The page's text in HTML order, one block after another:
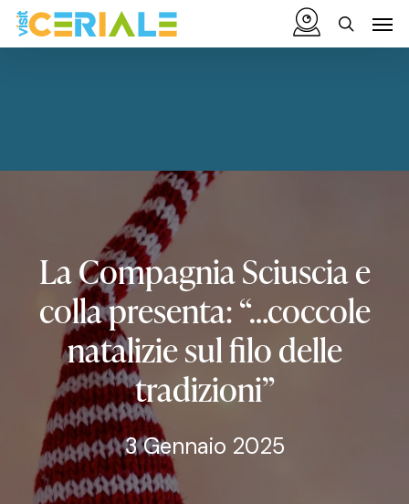
Vai
contenuto
LaCompagniaSciusciae
collapresenta:“…coccole
nataliziesulfilodelle
tradizioni”
3 Gennaio 2025